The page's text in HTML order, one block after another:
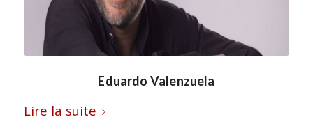
Eduardo Valenzuela
Lire la suite